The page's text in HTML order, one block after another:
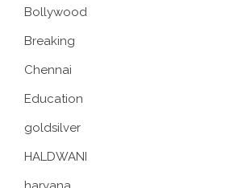
Bollywood
Breaking
Chennai
Education
goldsilver
HALDWANI